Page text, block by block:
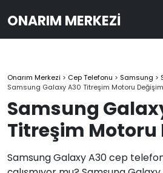
ONARIM MERKEZI
Onarım Merkezi > Cep Telefonu > Samsung >
Samsung Galaxy A30 Titreşim Motoru
Samsung
Titreşim Motoru
Samsung Galaxy A30 cep